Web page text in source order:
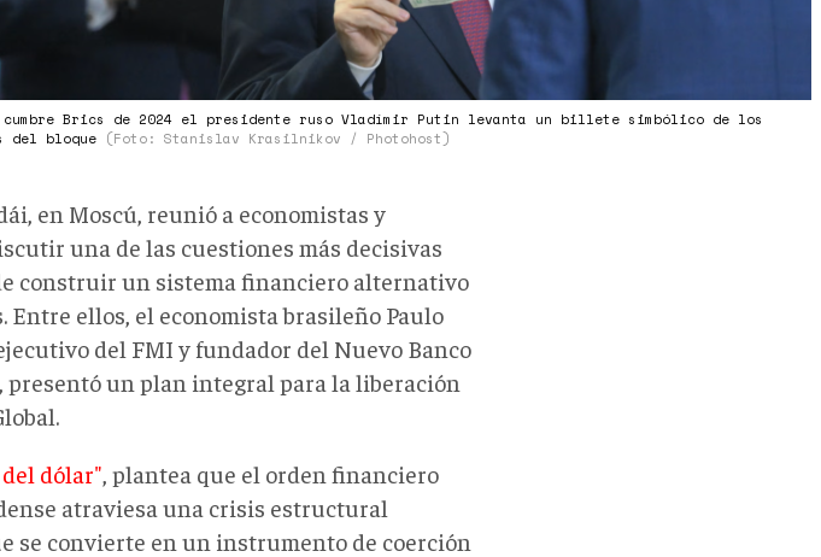
Brics de 2024 el presidente ruso Vladímir Putin levanta un billete simbólico de los
del bloque (Foto: Stanislav Krasilnikov / Photohost)
en Moscú, reunió a economistas y
una de las cuestiones más decisivas
construir un sistema financiero alternativo
Entre ellos, el economista brasileño Paulo
del FMI y fundador del Nuevo Banco
presentó un plan integral para la liberación
dólar", plantea que el orden financiero
atraviesa una crisis estructural
se convierte en un instrumento de coerción